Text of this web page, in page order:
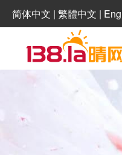
简体中文 | 繁體中文 |